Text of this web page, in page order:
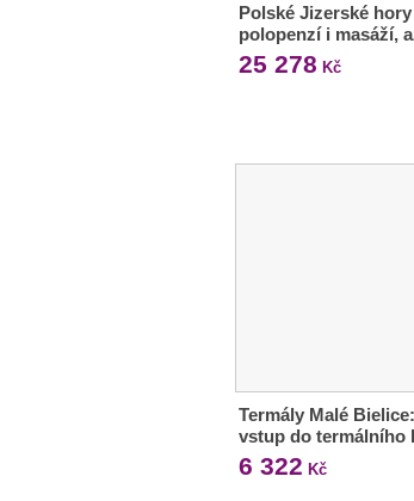
Polské Jizerské
polopenzí i masáží,
25 278 Kč
Termály Malé
vstup do termálního
6 322 Kč